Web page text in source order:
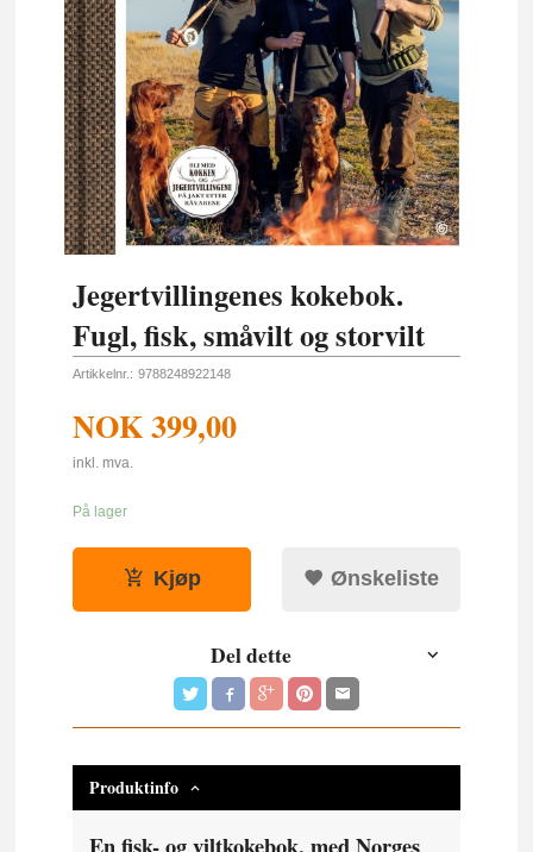
Jegertvillingenes kokebok.
Fugl, fisk, småvilt og storvilt
Artikkelnr.: 9788248922148
NOK399,00
inkl. mva.
På lager
Kjøp Ønskeliste
Del dette
Produktinfo
En fisk- og viltkokebok, med Norges